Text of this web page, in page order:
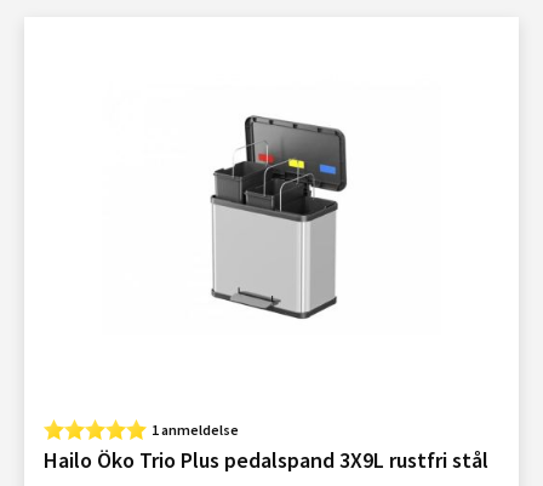
1 anmeldelse
Hailo Öko Trio Plus pedalspand 3X9L rustfri stål